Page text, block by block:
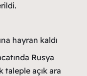
hayran kaldı
Rusya
taleple açık ara